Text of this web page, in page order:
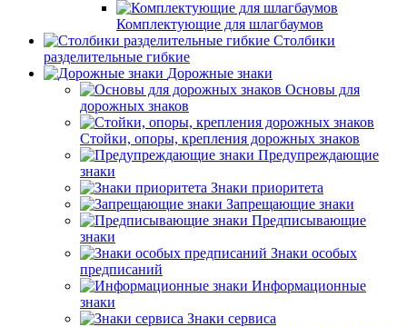
Комплектующие для шлагбаумов
Столбики
разделительные гибкие
Дорожные знаки
Основы для
дорожных знаков
Стойки, опоры, крепления дорожных знаков
Предупреждающие
знаки
Знаки приоритета
Запрещающие знаки
Предписывающие
знаки
Знаки особых
предписаний
Информационные
знаки
Знаки сервиса